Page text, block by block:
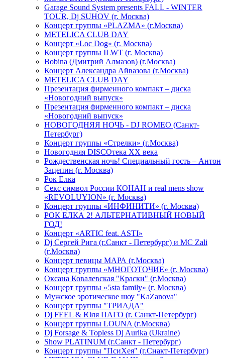
Garage Sound System presents FALL - WINTER
TOUR, Dj SUHOV (г. Москва)
Концерт группы «PLAZMA» (г.Москва)
METELICA CLUB DAY
Концерт «Loc Dog» (г. Москва)
Концерт группы ILWT (г. Москва)
Bobina (Дмитрий Алмазов) (г.Москва)
Концерт Александра Айвазова (г.Москва)
METELICA CLUB DAY
Презентация фирменного компакт – диска
«Новогодний выпуск»
Презентация фирменного компакт – диска
«Новогодний выпуск»
НОВОГОДНЯЯ НОЧЬ - DJ ROMEO (Санкт-
Петербург)
Концерт группы «Стрелки» (г.Москва)
Новогодняя DISCOтека ХХ века
Рождественская ночь! Специальный гость – Антон
Зацепин (г. Москва)
Рок Елка
Секс символ России КОНАН и real mens show
«REVOLUYION» (г. Москва)
Концерт группы «ИНФИНИТИ» (г. Москва)
РОК ЕЛКА 2! АЛЬТЕРНАТИВНЫЙ НОВЫЙ
ГОД!
Концерт «ARTIC feat. ASTI»
Dj Сергей Рига (г.Санкт - Петербург) и MC Zali
(г.Москва)
Концерт певицы МАРА (г.Москва)
Концерт группы «МНОГОТОЧИЕ» (г. Москва)
Оксана Ковалевская "Краски" (г.Москва)
Концерт группы «5sta family» (г. Москва)
Мужское эротическое шоу "KaZanova"
Концерт группы "ТРИАДА"
Dj FEEL & Юля ПАГО (г. Санкт-Петербург)
Концерт группы LOUNA (г.Москва)
Dj Forsage & Topless Dj Aurika (Ukraine)
Show PLATINUM (г.Санкт - Петербург)
Концерт группы "ПсиХея" (г.Снакт-Петербург)